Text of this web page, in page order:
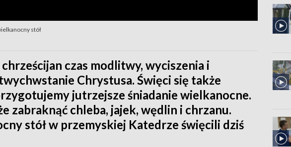
stół
czas modlitwy, wyciszenia i
Chrystusa. Święci się także
jutrzejsze śniadanie wielkanocne.
zabraknąć chleba, jajek, wędlin i chrzanu.
stół w przemyskiej Katedrze święcili dziś